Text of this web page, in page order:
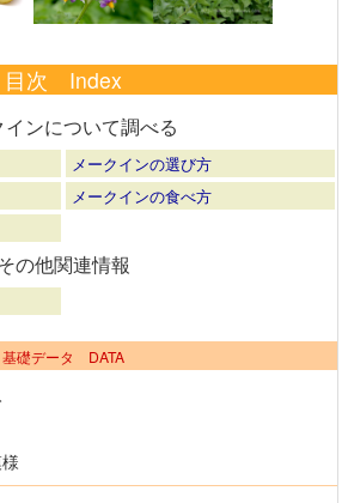
目次 Index
インについて調べる
メークインの選び方
メークインの食べ方
の他関連情報
基礎データ DATA